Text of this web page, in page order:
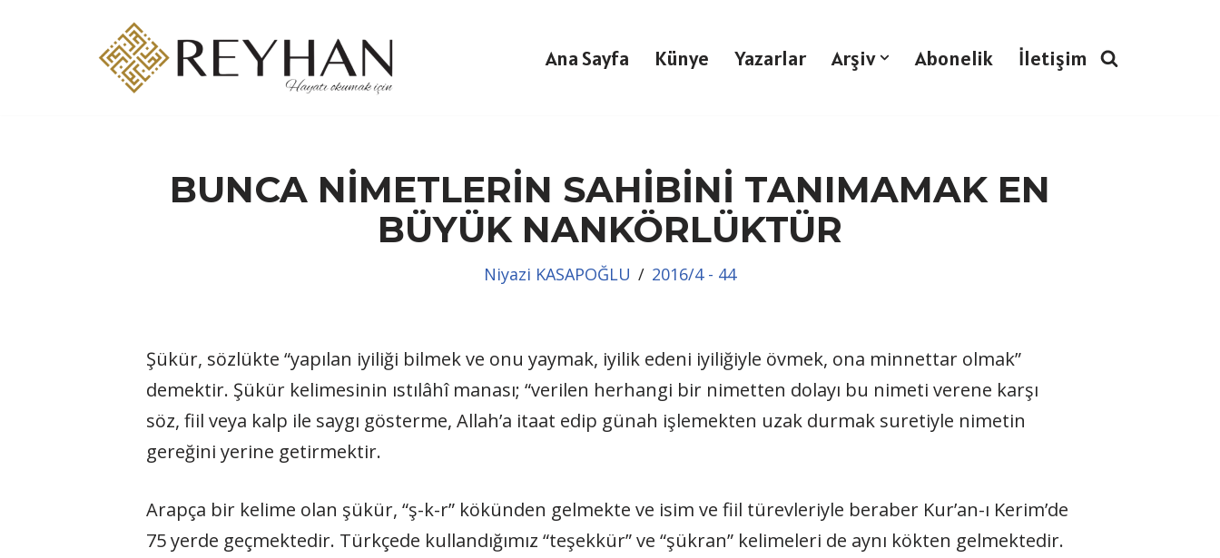
Ana Sayfa Künye Yazarlar Arşiv Abonelik İletişim
BUNCA NİMETLERİN SAHİBİNİ TANIMAMAK EN
BÜYÜK NANKÖRLÜKTÜR
Niyazi KASAPOĞLU 2016/4 - 44
Şükür, sözlükte “yapılan iyiliği bilmek ve onu yaymak, iyilik edeni iyiliğiyle övmek, ona minnettar olmak”
demektir. Şükür kelimesinin ıstılâhî manası; “verilen herhangi bir nimetten dolayı bu nimeti verene karşı
söz, fiil veya kalp ile saygı gösterme, Allah’a itaat edip günah işlemekten uzak durmak suretiyle nimetin
gereğini yerine getirmektir.
Arapça bir kelime olan şükür, “ş-k-r” kökünden gelmekte ve isim ve fiil türevleriyle beraber Kur’an-ı Kerim’de
75 yerde geçmektedir. Türkçede kullandığımız “teşekkür” ve “şükran” kelimeleri de aynı kökten gelmektedir.